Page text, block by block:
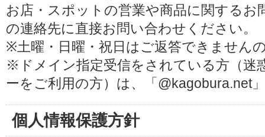
お店・スポットの営業や商品に関する
の連絡先に直接お問い合わせください。
※土曜・日曜・祝日はご返答できません
※ドメイン指定受信をされている方（迷
ーをご利用の方）は、「@kagobura.net
個人情報保護方針